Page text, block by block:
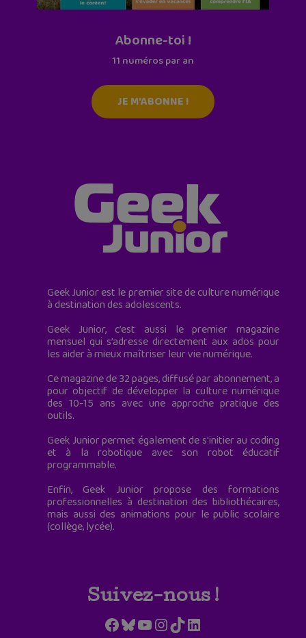
Abonne-toi !
11 numéros par an
JE M'ABONNE !
Geek Junior est le premier site de culture numérique
à destination des adolescents.
Geek Junior, c’est aussi le premier magazine
mensuel qui s’adresse directement aux ados pour
les aider à mieux maîtriser leur vie numérique.
Ce magazine de 32 pages, diffusé par abonnement, a
pour objectif de développer la culture numérique
des 10-15 ans avec une approche pratique des
outils.
Geek Junior permet également de s'initier au coding
et à la robotique avec son robot éducatif
programmable.
Enfin, Geek Junior propose des formations
professionnelles à destination des bibliothécaires,
mais aussi des animations pour le public scolaire
(collège, lycée).
Suivez-nous !
Facebook
Bluesky
YouTube
Instagram
TikTokLinkedIn